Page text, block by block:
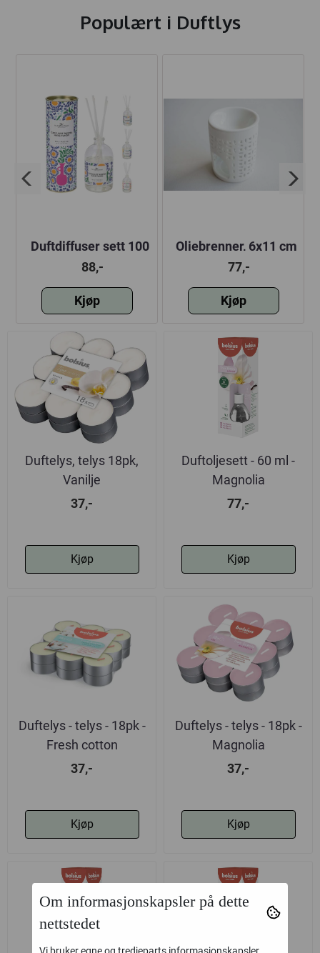
Populært i Duftlys
Duftdiffuser sett 100
ml
88,-
Kjøp
Oljebrenner, 6x11 cm
77,-
Kjøp
Duftelys, telys 18pk,
Vanilje
37,-
Kjøp
Duftoljesett - 60 ml -
Magnolia
77,-
Kjøp
Duftelys - telys - 18pk -
Fresh cotton
37,-
Kjøp
Duftelys - telys - 18pk -
Magnolia
37,-
Kjøp
Om informasjonskapsler på dette
nettstedet
Vi bruker egne og tredjeparts informasjonskapsler